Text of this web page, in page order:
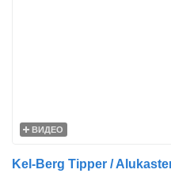
ВИДЕО
Kel-Berg Tipper /